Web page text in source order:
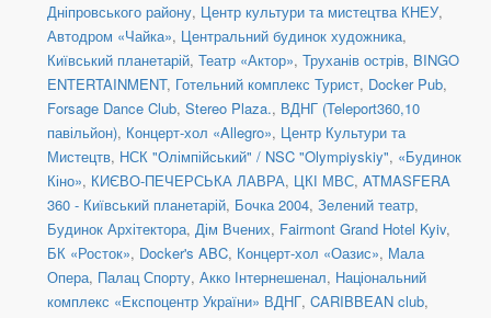
Дніпровського району, Центр культури та мистецтва КНЕУ,
Автодром «Чайка», Центральний будинок художника,
Київський планетарій, Театр «Актор», Труханів острів, BINGO
ENTERTAINMENT, Готельний комплекс Турист, Docker Pub,
Forsage Dance Club, Stereo Plaza., ВДНГ (Teleport360,10
павільйон), Концерт-хол «Allegro», Центр Культури та
Мистецтв, НСК "Олімпійський" / NSC "Olympiyskiy", «Будинок
Кіно», КИЄВО-ПЕЧЕРСЬКА ЛАВРА, ЦКІ МВС, ATMASFERA
360 - Київський планетарій, Бочка 2004, Зелений театр,
Будинок Архітектора, Дім Вчених, Fairmont Grand Hotel Kyiv,
БК «Росток», Docker's ABC, Концерт-хол «Оазис», Мала
Опера, Палац Спорту, Акко Інтернешенал, Національний
комплекс «Експоцентр України» ВДНГ, CARIBBEAN club,